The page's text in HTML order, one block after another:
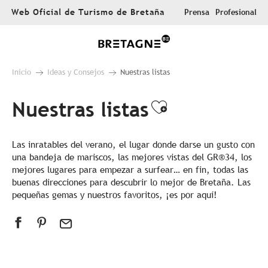
AllerWeb Oficial de Turismo de Bretaña Prensa Profesional
Inicio Ideas y Consejos Nuestras listas
Nuestras listasAjouter aux
Las inratables del verano, el lugar donde darse un gusto con
una bandeja de mariscos, las mejores vistas del GR®34, los
mejores lugares para empezar a surfear… en fin, todas las
buenas direcciones para descubrir lo mejor de Bretaña. Las
pequeñas gemas y nuestros favoritos, ¡es por aquí!